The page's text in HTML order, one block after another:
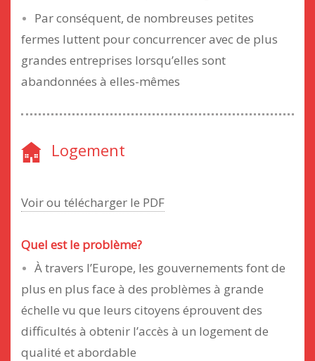
Par conséquent, de nombreuses petites
fermes luttent pour concurrencer avec de plus
grandes entreprises lorsqu’elles sont
abandonnées à elles-mêmes
Logement
Voir ou télécharger le PDF
Quel est le problème?
À travers l’Europe, les gouvernements font de
plus en plus face à des problèmes à grande
échelle vu que leurs citoyens éprouvent des
difficultés à obtenir l’accès à un logement de
qualité et abordable